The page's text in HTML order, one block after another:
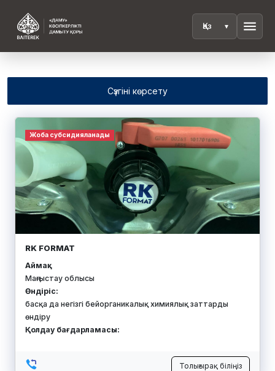
menu
Сүзгіні көрсету
Жоба субсидияланады
RK FORMAT
Аймақ:
Маңғыстау облысы
Өндіріс:
басқа да негізгі бейорганикалық химиялық заттарды
өндіру
Қолдау бағдарламасы:
Толығырақ біліңіз